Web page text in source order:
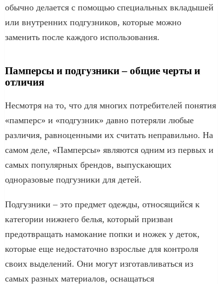
обычно делается с помощью специальных вкладышей
или внутренних подгузников, которые можно
заменить после каждого использования.
Памперсы и подгузники – общие черты и
отличия
Несмотря на то, что для многих потребителей понятия
«памперс» и «подгузник» давно потеряли любые
различия, равноценными их считать неправильно. На
самом деле, «Памперсы» являются одним из первых и
самых популярных брендов, выпускающих
одноразовые подгузники для детей.
Подгузники – это предмет одежды, относящийся к
категории нижнего белья, который призван
предотвращать намокание попки и ножек у деток,
которые еще недостаточно взрослые для контроля
своих выделений. Они могут изготавливаться из
самых разных материалов, оснащаться